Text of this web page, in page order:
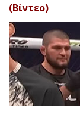
(Βίντεο)